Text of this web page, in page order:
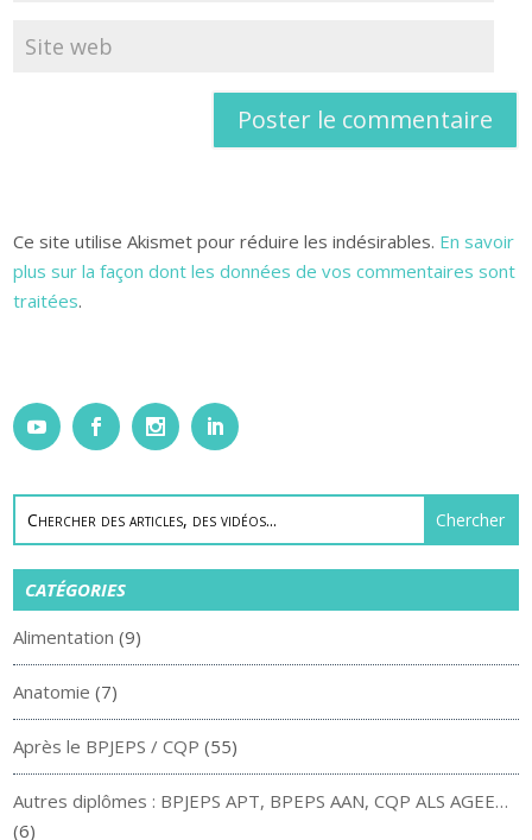
Ce site utilise Akismet pour réduire les indésirables. En savoir
plus sur la façon dont les données de vos commentaires sont
traitées.
CATÉGORIES
Alimentation (9)
Anatomie (7)
Après le BPJEPS / CQP (55)
Autres diplômes : BPJEPS APT, BPEPS AAN, CQP ALS AGEE…
(6)